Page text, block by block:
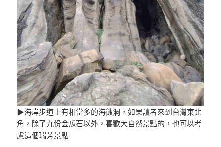
▶海岸步道上有相當多的海蝕洞，如果讀者來到台灣東北
角，除了九份金瓜石以外，喜歡大自然景點的，也可以考
慮這個瑞芳景點